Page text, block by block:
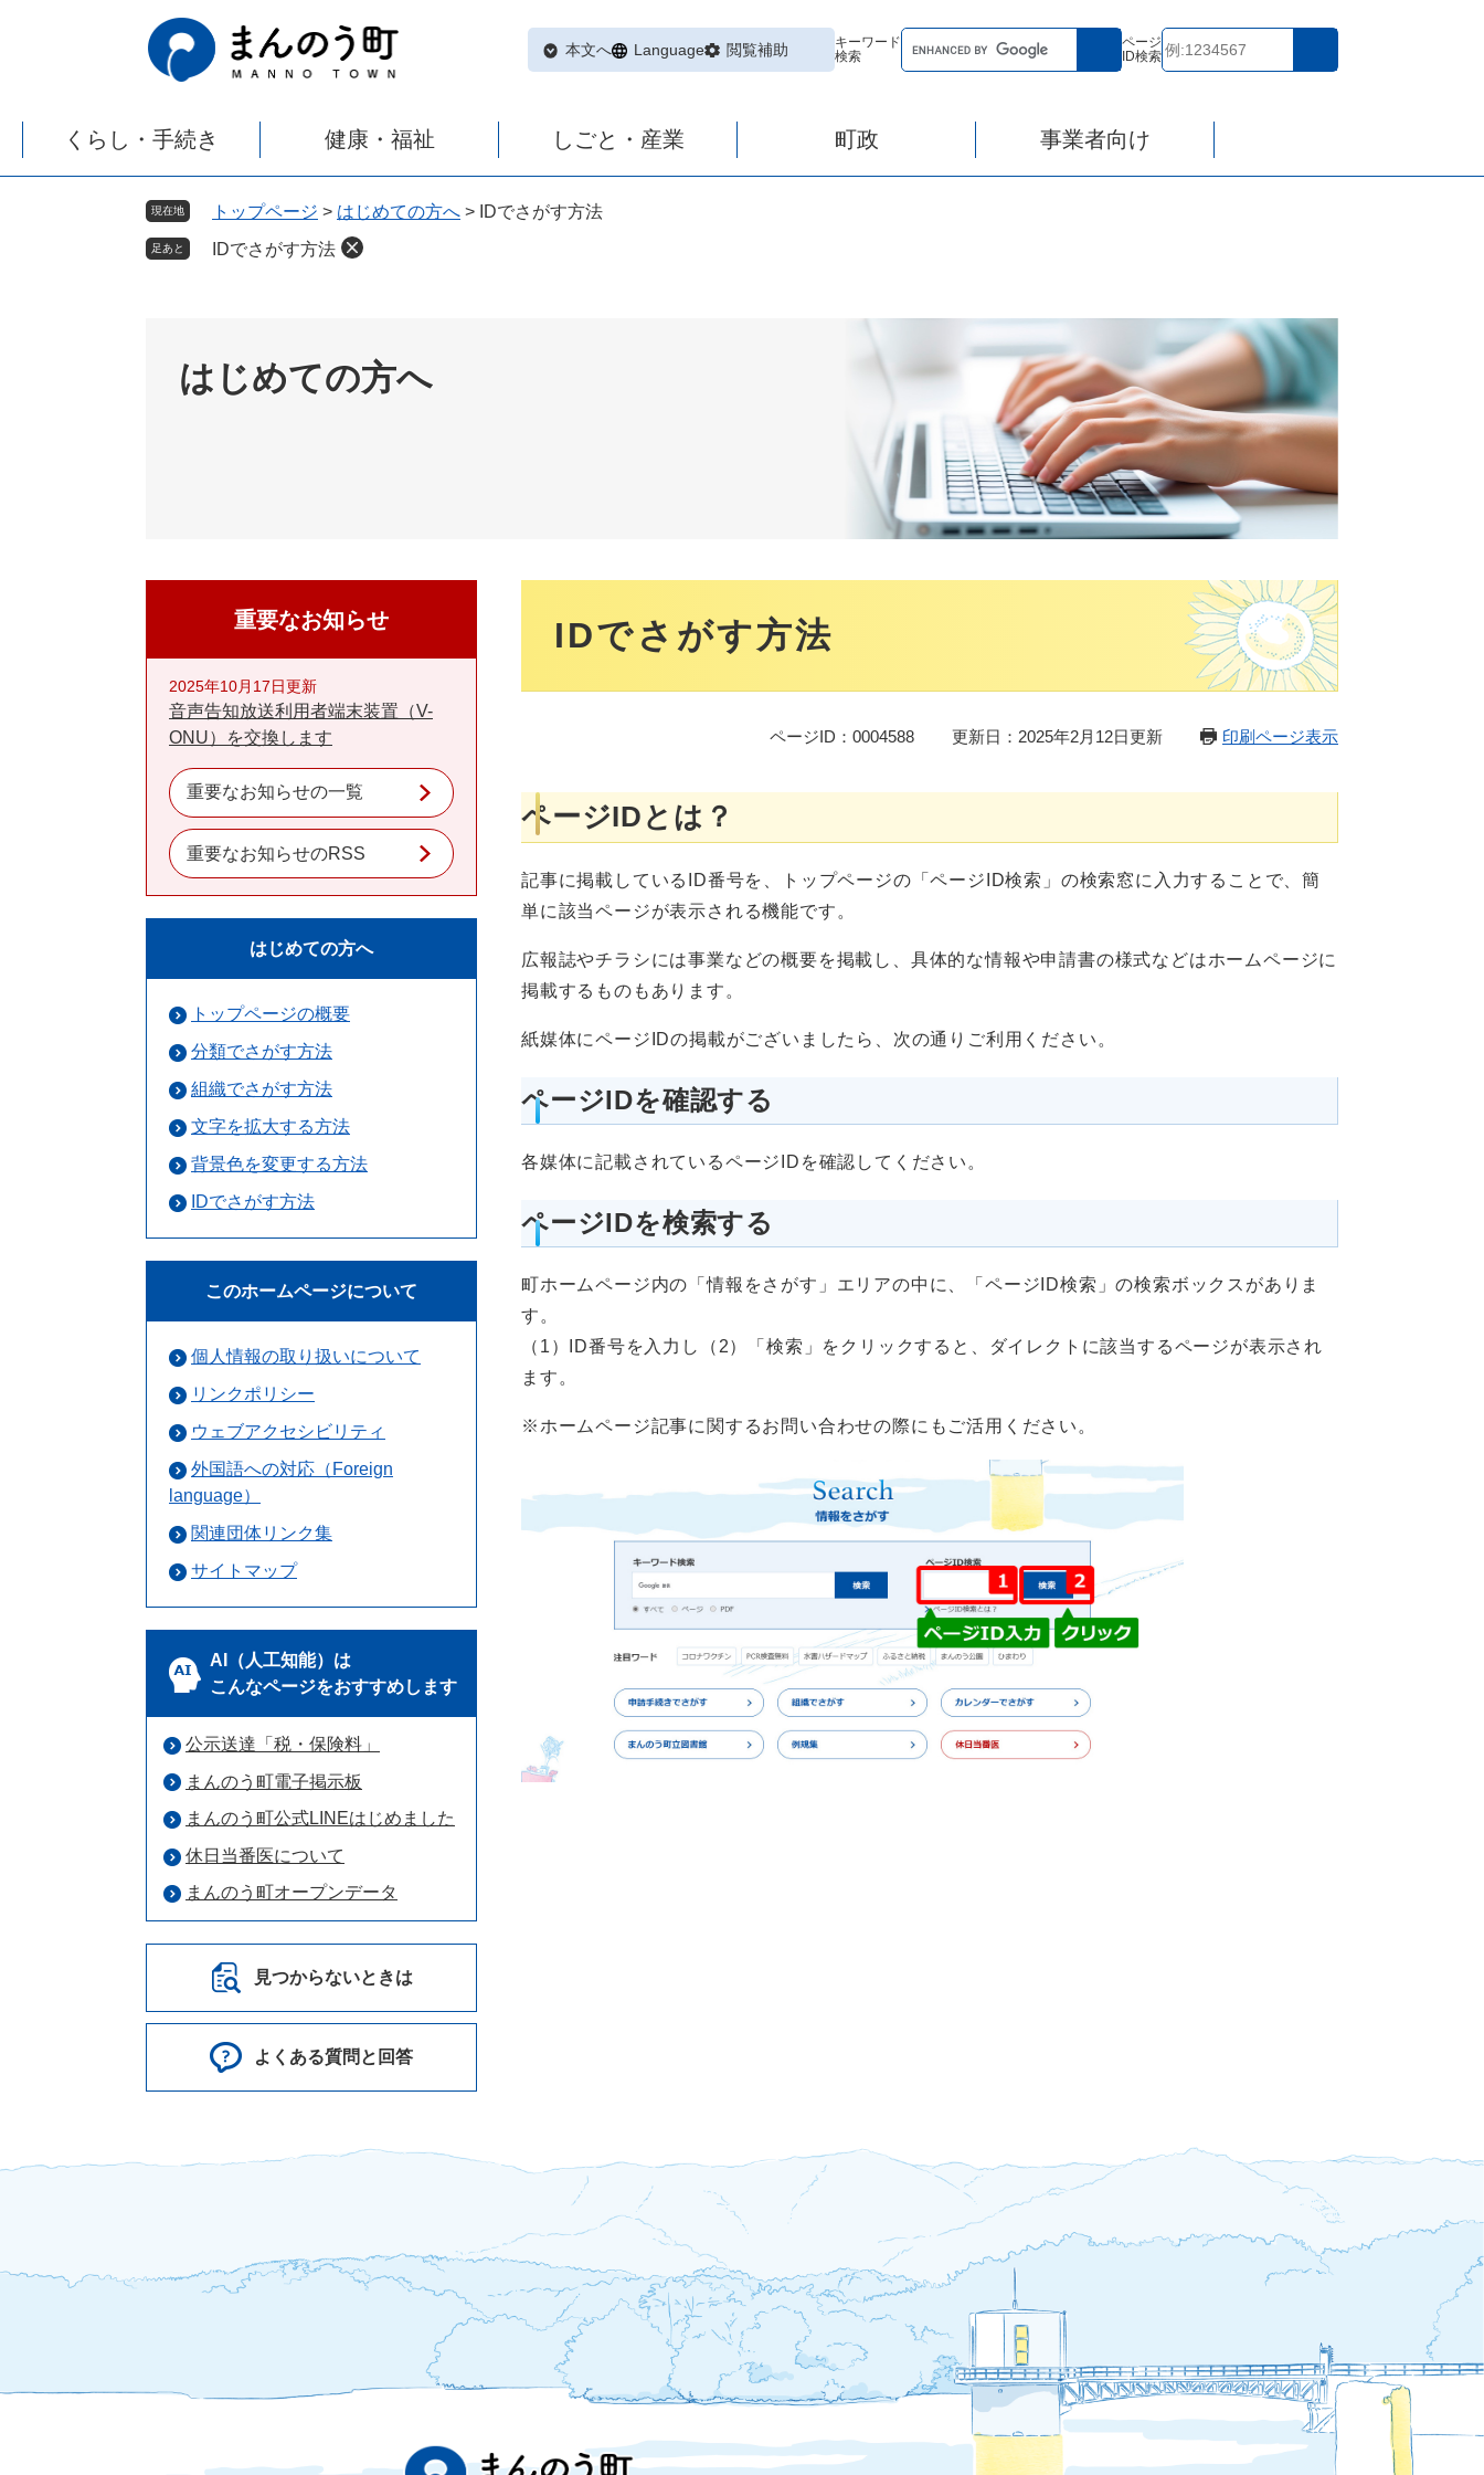
で
ば
本文へ Language 閲覧補助
キーワード
検索
ページ
ID検索
くらし・手続き 健康・福祉 しごと・産業 町政 事業者向け
現在地 トップページ > はじめての方へ > IDでさがす方法
足あと IDでさがす方法
はじめての方へ
IDでさがす方法
ページID：0004588 更新日：2025年2月12日更新 印刷ページ表示
ページIDとは？
記事に掲載しているID番号を、トップページの「ページID検索」の検索窓に入力することで、簡
単に該当ページが表示される機能です。
広報誌やチラシには事業などの概要を掲載し、具体的な情報や申請書の様式などはホームページに
掲載するものもあります。
紙媒体にページIDの掲載がございましたら、次の通りご利用ください。
ページIDを確認する
各媒体に記載されているページIDを確認してください。
ページIDを検索する
町ホームページ内の「情報をさがす」エリアの中に、「ページID検索」の検索ボックスがありま
す。
（1）ID番号を入力し（2）「検索」をクリックすると、ダイレクトに該当するページが表示され
ます。
※ホームページ記事に関するお問い合わせの際にもご活用ください。
重要なお知らせ
2025年10月17日更新
音声告知放送利用者端末装置（V-
ONU）を交換します
重要なお知らせの一覧
重要なお知らせのRSS
はじめての方へ
トップページの概要
分類でさがす方法
組織でさがす方法
文字を拡大する方法
背景色を変更する方法
IDでさがす方法
このホームページについて
個人情報の取り扱いについて
リンクポリシー
ウェブアクセシビリティ
外国語への対応（Foreign
language）
関連団体リンク集
サイトマップ
AI（人工知能）は
こんなページをおすすめします
公示送達「税・保険料」
まんのう町電子掲示板
まんのう町公式LINEはじめました
休日当番医について
まんのう町オープンデータ
見つからないときは
よくある質問と回答